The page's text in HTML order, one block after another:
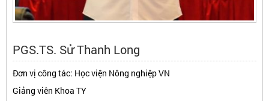
PGS.TS. Sử Thanh Long
Đơn vị công tác: Học viện Nông nghiệp VN
Giảng viên Khoa TY